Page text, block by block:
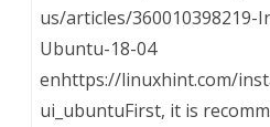
us/articles/
Ubuntu-18-04
enhttps://linuxhint.com/
ui_ubuntuFirst, it is